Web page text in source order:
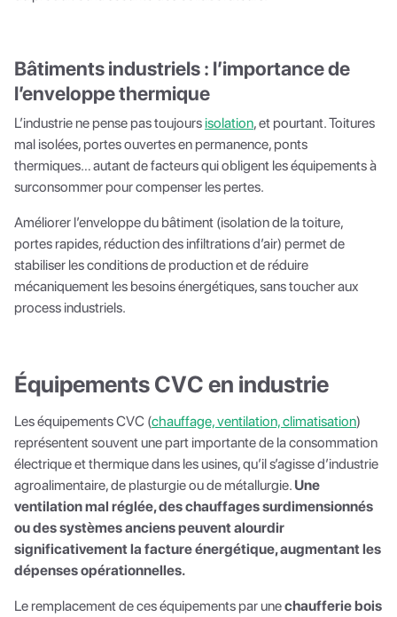
Bâtiments industriels : l’importance de
l’enveloppe thermique
L’industrie ne pense pas toujoursisolation, et pourtant. Toitures
mal isolées, portes ouvertes en permanence, ponts
thermiques… autant de facteurs qui obligent les équipements à
surconsommer pour compenser les pertes.
Améliorer l’enveloppe du bâtiment (isolation de la toiture,
portes rapides, réduction des infiltrations d’air) permet de
stabiliser les conditions de production et de réduire
mécaniquement les besoins énergétiques, sans toucher aux
process industriels.
Équipements CVC en industrie
Les équipements CVC (chauffage, ventilation, climatisation)
représentent souvent une part importante de la consommation
électrique et thermique dans les usines, qu’il s’agisse d’industrie
agroalimentaire, de plasturgie ou de métallurgie. Une
ventilation mal réglée, des chauffages surdimensionnés
ou des systèmes anciens peuvent alourdir
significativement la facture énergétique, augmentant les
dépenses opérationnelles.
Le remplacement de ces équipements par unechaufferie bois